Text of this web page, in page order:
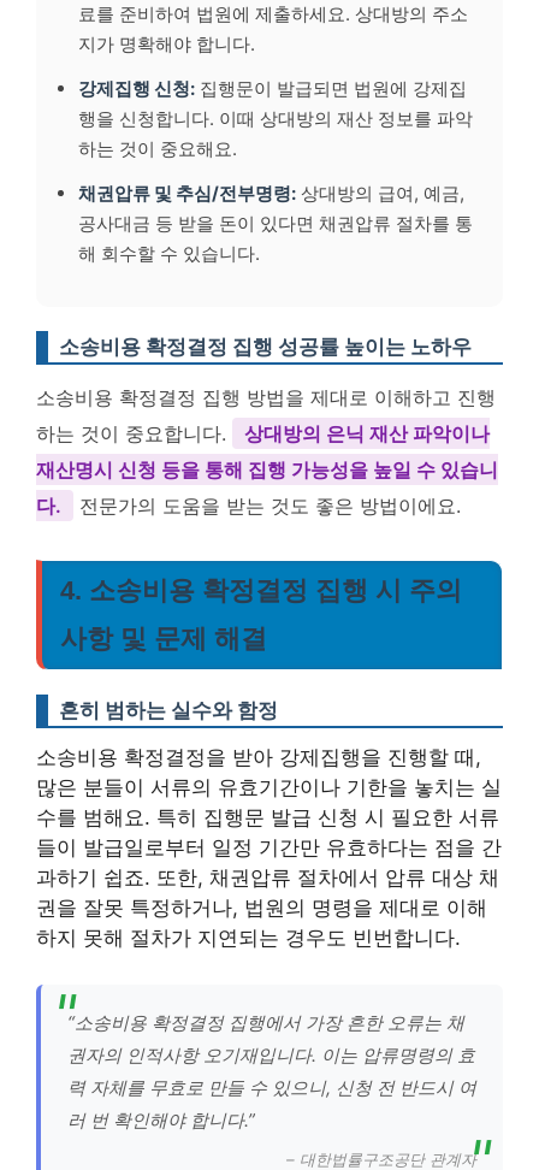
료를 준비하여 법원에 제출하세요. 상대방의 주소
지가 명확해야 합니다.
강제집행 신청: 집행문이 발급되면 법원에 강제집
행을 신청합니다. 이때 상대방의 재산 정보를 파악
하는 것이 중요해요.
채권압류 및 추심/전부명령: 상대방의 급여, 예금,
공사대금 등 받을 돈이 있다면 채권압류 절차를 통
해 회수할 수 있습니다.
소송비용 확정결정 집행 성공률 높이는 노하우
소송비용 확정결정 집행 방법을 제대로 이해하고 진행
하는 것이 중요합니다.
상대방의 은닉 재산 파악이나
재산명시 신청 등을 통해 집행 가능성을 높일 수 있습니
다.
전문가의 도움을 받는 것도 좋은 방법이에요.
4. 소송비용 확정결정 집행 시 주의
사항 및 문제 해결
흔히 범하는 실수와 함정
소송비용 확정결정을 받아 강제집행을 진행할 때,
많은 분들이 서류의 유효기간이나 기한을 놓치는 실
수를 범해요. 특히 집행문 발급 신청 시 필요한 서류
들이 발급일로부터 일정 기간만 유효하다는 점을 간
과하기 쉽죠. 또한, 채권압류 절차에서 압류 대상 채
권을 잘못 특정하거나, 법원의 명령을 제대로 이해
하지 못해 절차가 지연되는 경우도 빈번합니다.
“소송비용 확정결정 집행에서 가장 흔한 오류는 채
권자의 인적사항 오기재입니다. 이는 압류명령의 효
력 자체를 무효로 만들 수 있으니, 신청 전 반드시 여
러 번 확인해야 합니다.”
– 대한법률구조공단 관계자